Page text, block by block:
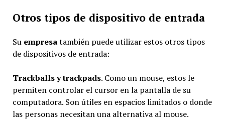
Otros tipos de dispositivo de entrada
Su empresatambién puede utilizar estos otros tipos
de dispositivos de entrada:
Trackballs y trackpads. Como un mouse, estos le
permiten controlar el cursor en la pantalla de su
computadora. Son útiles en espacios limitados o donde
las personas necesitan una alternativa al mouse.